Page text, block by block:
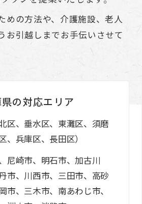
めの方法や、介護施設、老人
お引越しまでお手伝いさせて
の対応エリア
区、垂水区、東灘区、須磨
、兵庫区、長田区）
尼崎市、明石市、加古川
市、川西市、三田市、高砂
市、三木市、南あわじ市、